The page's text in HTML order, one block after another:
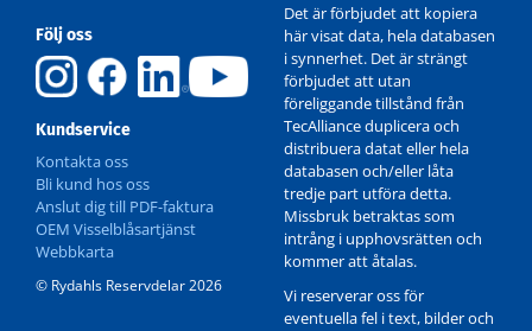
Följ oss
Kundservice
Kontakta oss
Bli kund hos oss
Anslut dig till PDF-faktura
OEM Visselblåsartjänst
Webbkarta
© Rydahls Reservdelar 2026
Det är förbjudet att kopiera
här visat data, hela databasen
i synnerhet. Det är strängt
förbjudet att utan
föreliggande tillstånd från
TecAlliance duplicera och
distribuera datat eller hela
databasen och/eller låta
tredje part utföra detta.
Missbruk betraktas som
intrång i upphovsrätten och
kommer att åtalas.
Vi reserverar oss för
eventuella fel i text, bilder och